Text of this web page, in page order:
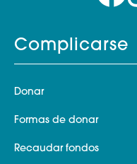
Complicarse
Donar
Formas de donar
Recaudar fondos